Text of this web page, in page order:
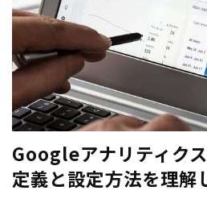
Googleアナリティク
定義と設定方法を理解